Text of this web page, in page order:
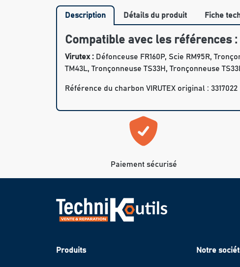
Description Détails du produit Fiche
Compatible avec les références :
Virutex : Défonceuse FR160P, Scie RM95R,
TM43L, Tronçonneuse TS33H, Tronçonneuse
Référence du charbon VIRUTEX original : 3317022
Paiement sécurisé
Produits Notre